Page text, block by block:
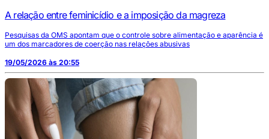
A relação entre feminicídio e a imposição da magreza
Pesquisas da OMS apontam que o controle sobre alimentação e aparência é
um dos marcadores de coerção nas relações abusivas
19/05/2026 às 20:55